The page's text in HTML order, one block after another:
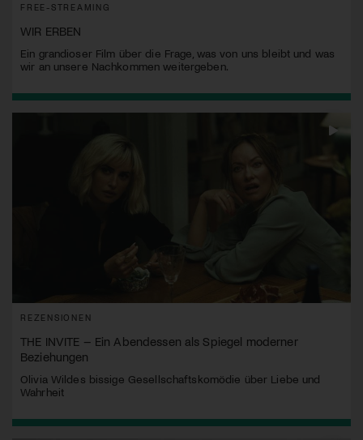
FREE-STREAMING
WIR ERBEN
Ein grandioser Film über die Frage, was von uns bleibt und was
wir an unsere Nachkommen weitergeben.
REZENSIONEN
THE INVITE – Ein Abendessen als Spiegel moderner
Beziehungen
Olivia Wildes bissige Gesellschaftskomödie über Liebe und
Wahrheit